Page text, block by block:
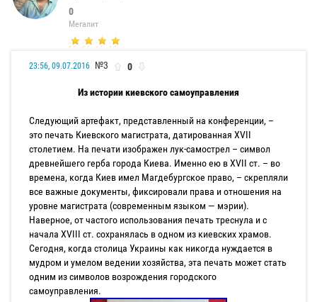
0
Мегалит
23:56, 09.07.2016 №3 0
Из истории киевского самоуправления
Следующий артефакт, представленный на конференции, –
это печать Киевского магистрата, датированная XVII
столетием. На печати изображен лук-самострел – символ
древнейшего герба города Киева. Именно ею в XVII ст. – во
времена, когда Киев имел Магдебургское право, – скрепляли
все важные документы, фиксировали права и отношения на
уровне магистрата (современным языком — мэрии).
Наверное, от частого использования печать треснула и с
начала XVIII ст. сохранялась в одном из киевских храмов.
Сегодня, когда столица Украины как никогда нуждается в
мудром и умелом ведении хозяйства, эта печать может стать
одним из символов возрождения городского
самоуправления.